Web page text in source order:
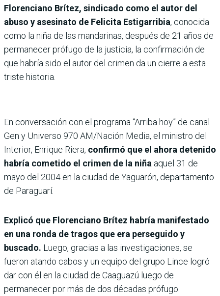
Florenciano Brítez, sindicado como el autor del
abuso y asesinato de Felicita Estigarribia, conocida
como la niña de las mandarinas, después de 21 años de
permanecer prófugo de la justicia, la confirmación de
que habría sido el autor del crimen da un cierre a esta
triste historia.
En conversación con el programa “Arriba hoy” de canal
Gen y Universo 970 AM/Nación Media, el ministro del
Interior, Enrique Riera, confirmó que el ahora detenido
habría cometido el crimen de la niña aquel 31 de
mayo del 2004 en la ciudad de Yaguarón, departamento
de Paraguarí.
Explicó que Florenciano Brítez habría manifestado
en una ronda de tragos que era perseguido y
buscado. Luego, gracias a las investigaciones, se
fueron atando cabos y un equipo del grupo Lince logró
dar con él en la ciudad de Caaguazú luego de
permanecer por más de dos décadas prófugo.